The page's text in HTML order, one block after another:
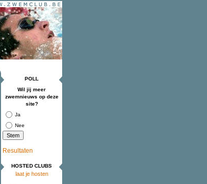
POLL
Wil jij meer
zwemnieuws op deze
site?
Ja
Nee
Resultaten
HOSTED CLUBS
laat je hosten